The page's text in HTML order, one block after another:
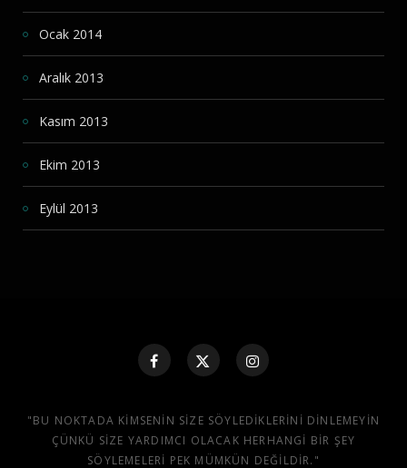
Ocak 2014
Aralık 2013
Kasım 2013
Ekim 2013
Eylül 2013
"BU NOKTADA KIMSENIN SIZE SÖYLEDIKLERINI DINLEMEYIN
ÇÜNKÜ SIZE YARDIMCI OLACAK HERHANGI BIR ŞEY
SÖYLEMELERI PEK MÜMKÜN DEĞILDIR."